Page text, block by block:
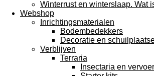
Winterrust en winterslaap. Wat
Webshop
Inrichtingsmaterialen
Bodembedekkers
Decoratie en
Verblijven
Terraria
Insectaria en vervoer